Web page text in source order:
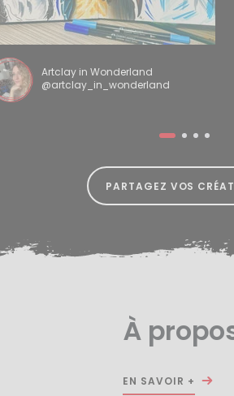
Artclay in Wonderland
@artclay_in_wonderland
PARTAGEZ VOS
À
EN SAVOIR +